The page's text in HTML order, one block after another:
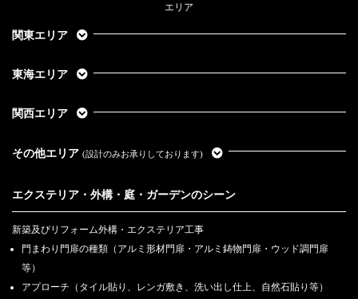
エリア
関東エリア
東海エリア
関西エリア
その他エリア (設計のみお承りしております)
エクステリア・外構・庭・ガーデンのシーン
新築及びリフォーム外構・エクステリア工事
門まわり門扉の種類（アルミ形材門扉・アルミ鋳物門扉・ウッド調門扉
等）
アプローチ（タイル貼り、レンガ敷き、洗い出し仕上、自然石貼り等）